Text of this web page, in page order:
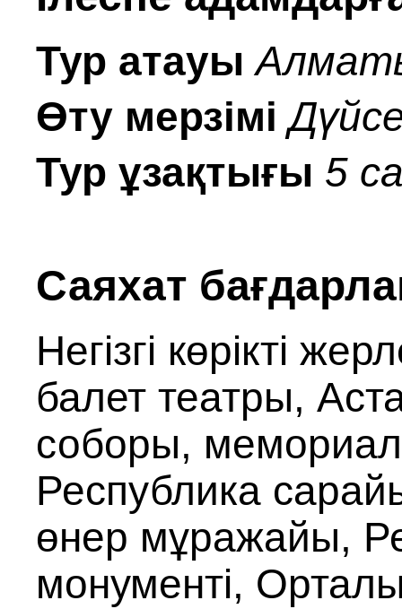
Тур атауы
Өту мерзімі
Тур ұзақтығы 5
Саяхат
Негізгі көрікті
балет театры,
соборы,
Республика
өнер мұражайы,
монументі,